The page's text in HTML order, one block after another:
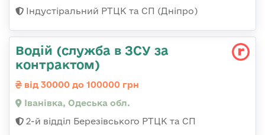
Індустіральний РТЦК та СП (Дніпро)
Водій (служба в ЗСУ за
контрактом)
від 30000 до 100000 грн
Іванівка, Одеська обл.
2-й відділ Березівського РТЦК та СП